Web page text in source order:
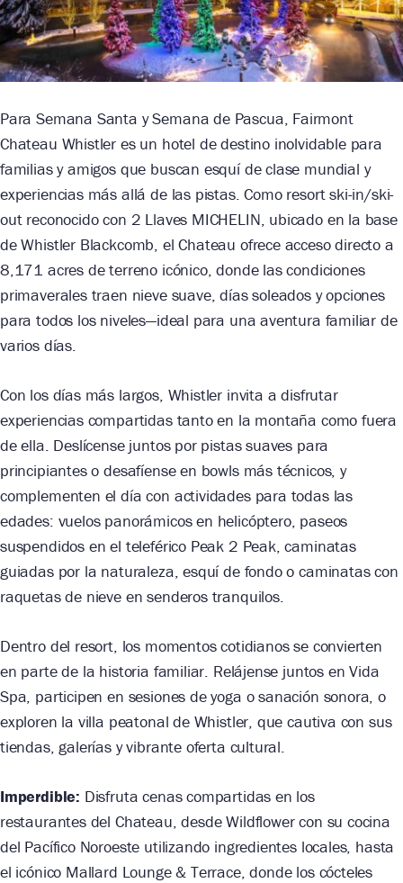
Para Semana Santa y Semana de Pascua, Fairmont
Chateau Whistler es un hotel de destino inolvidable para
familias y amigos que buscan esquí de clase mundial y
experiencias más allá de las pistas. Como resort ski-in/ski-
out reconocido con 2 Llaves MICHELIN, ubicado en la base
de Whistler Blackcomb, el Chateau ofrece acceso directo a
8,171 acres de terreno icónico, donde las condiciones
primaverales traen nieve suave, días soleados y opciones
para todos los niveles—ideal para una aventura familiar de
varios días.
Con los días más largos, Whistler invita a disfrutar
experiencias compartidas tanto en la montaña como fuera
de ella. Deslícense juntos por pistas suaves para
principiantes o desafíense en bowls más técnicos, y
complementen el día con actividades para todas las
edades: vuelos panorámicos en helicóptero, paseos
suspendidos en el teleférico Peak 2 Peak, caminatas
guiadas por la naturaleza, esquí de fondo o caminatas con
raquetas de nieve en senderos tranquilos.
Dentro del resort, los momentos cotidianos se convierten
en parte de la historia familiar. Relájense juntos en Vida
Spa, participen en sesiones de yoga o sanación sonora, o
exploren la villa peatonal de Whistler, que cautiva con sus
tiendas, galerías y vibrante oferta cultural.
Imperdible: Disfruta cenas compartidas en los
restaurantes del Chateau, desde Wildflower con su cocina
del Pacífico Noroeste utilizando ingredientes locales, hasta
el icónico Mallard Lounge & Terrace, donde los cócteles